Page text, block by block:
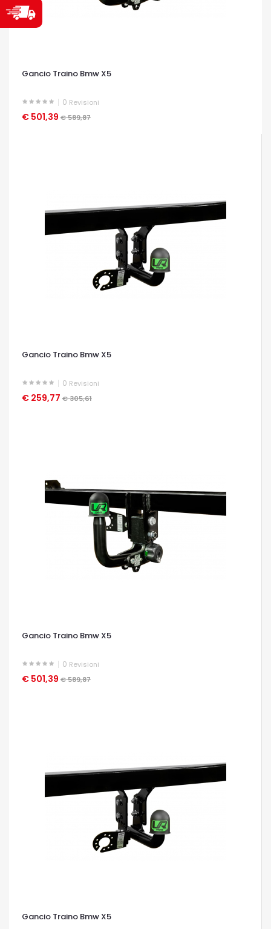
Gancio Traino Bmw X5
0 Revisioni
€ 501,39 € 589,87
OCCHIATA VELOCE
Gancio Traino Bmw X5
0 Revisioni
€ 259,77 € 305,61
OCCHIATA VELOCE
Gancio Traino Bmw X5
0 Revisioni
€ 501,39 € 589,87
OCCHIATA VELOCE
Gancio Traino Bmw X5